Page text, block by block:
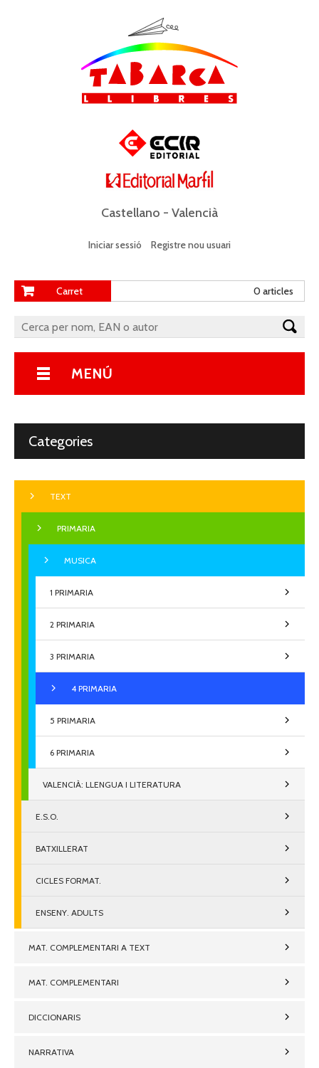
Castellano - Valencià
Iniciar sessió Registre nou usuari
Carret 0 articles
MENÚ
Categories
TEXT
PRIMARIA
MUSICA
1 PRIMARIA
2 PRIMARIA
3 PRIMARIA
4 PRIMARIA
5 PRIMARIA
6 PRIMARIA
VALENCIÀ: LLENGUA I LITERATURA
E.S.O.
BATXILLERAT
CICLES FORMAT.
ENSENY. ADULTS
MAT. COMPLEMENTARI A TEXT
MAT. COMPLEMENTARI
DICCIONARIS
NARRATIVA